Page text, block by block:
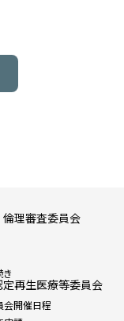
倫理審査委員会
再生医療等委員会
会開催日程